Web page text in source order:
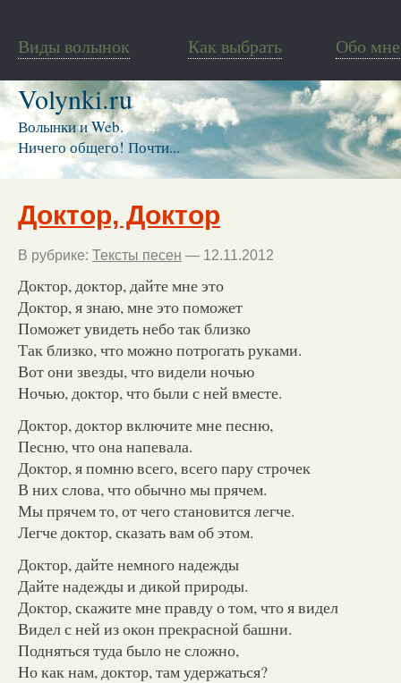
Виды волынок Как выбрать Обо мне
Volynki.ru
Волынки и Web.
Ничего общего! Почти...
Доктор, Доктор
В рубрике: Тексты песен — 12.11.2012
Доктор, доктор, дайте мне это
Доктор, я знаю, мне это поможет
Поможет увидеть небо так близко
Так близко, что можно потрогать руками.
Вот они звезды, что видели ночью
Ночью, доктор, что были с ней вместе.
Доктор, доктор включите мне песню,
Песню, что она напевала.
Доктор, я помню всего, всего пару строчек
В них слова, что обычно мы прячем.
Мы прячем то, от чего становится легче.
Легче доктор, сказать вам об этом.
Доктор, дайте немного надежды
Дайте надежды и дикой природы.
Доктор, скажите мне правду о том, что я видел
Видел с ней из окон прекрасной башни.
Подняться туда было не сложно,
Но как нам, доктор, там удержаться?